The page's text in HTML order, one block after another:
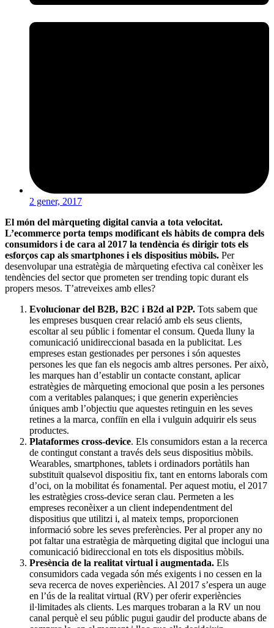
2 gener, 2017
El món del màrqueting digital canvia a tota velocitat.
L’ecommerce porta temps modificant els hàbits de compra dels
consumidors i de cara al 2017 la tendència és dirigir tots els
esforços cap als smartphones i els dispositius mòbils. Per
desenvolupar una estratègia de màrqueting efectiva cal conèixer les
tendències del sector que prometen ser trending topic durant els
propers mesos. T’atreveixes amb elles?
Evolucionar del B2B, B2C i B2d al P2P. Tots sabem que
les empreses busquen crear relació amb els seus clients,
escoltar al seu públic i fomentar el consum. Queda lluny la
comunicació unidireccional basada en la publicitat. Les
empreses estan gestionades per persones i són aquestes
persones les que fan els negocis amb altres persones. Per això,
les marques han d’establir un contacte constant, aplicar
estratègies de màrqueting emocional que posin a les persones
com a veritables palanques; i que generin experiències
úniques amb l’objectiu que aquestes retinguin en les seves
retines a la marca, confiïn en ella i vulguin adquirir els seus
productes.
Plataformes cross-device. Els consumidors estan a la recerca
de contingut constant a través dels seus dispositius mòbils.
Wearables, smartphones, tablets i ordinadors portàtils han
substituït qualsevol dispositiu fix, tant en entorns laborals com
d’oci, on la mobilitat és fonamental. Per aquest motiu, el 2017
les estratègies cross-device seran clau. Permeten a les
empreses reconèixer a un client independentment del
dispositius que utilitzi i, al mateix temps, proporcionen
informació sobre les seves preferències. Per al proper any no
pot faltar una estratègia de màrqueting digital que inclogui una
comunicació bidireccional en tots els dispositius mòbils.
Presència de la realitat virtual i augmentada. Els
consumidors cada vegada són més exigents i no cessen en la
seva recerca de noves experiències. Al 2017 s’espera un auge
en l’ús de la realitat virtual (RV) per oferir experiències
il·limitades als clients. Les marques trobaran a la RV un nou
canal perquè el seu públic pugui gaudir del producte abans de